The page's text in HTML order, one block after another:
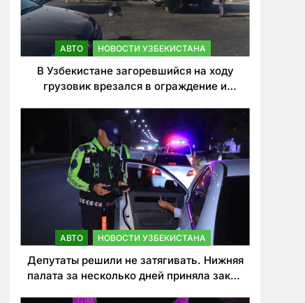
АВТО НОВОСТИ УЗБЕКИСТАНА
В Узбекистане загоревшийся на ходу
грузовик врезался в ограждение и
АВТО НОВОСТИ УЗБЕКИСТАНА
Депутаты решили не затягивать. Нижняя
палата за несколько дней приняла закон